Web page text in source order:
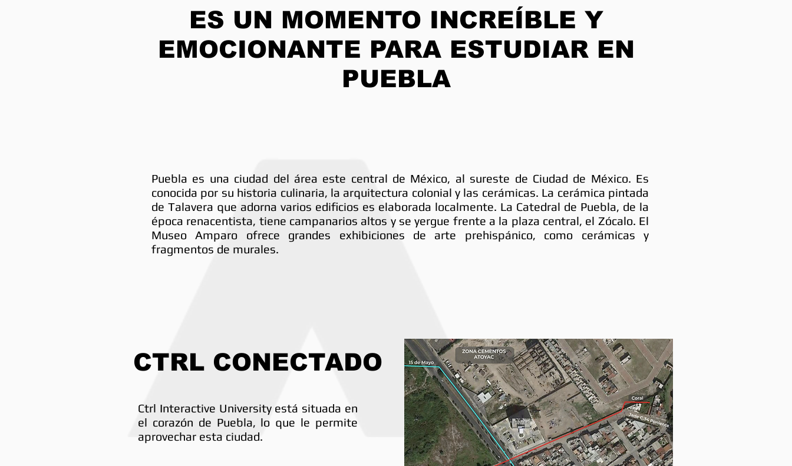
ES UN MOMENTO INCREÍBLE Y
EMOCIONANTE PARA ESTUDIAR EN
PUEBLA
Puebla es una ciudad del área este central de México, al sureste de Ciudad de México. Es
conocida por su historia culinaria, la arquitectura colonial y las cerámicas. La cerámica pintada
de Talavera que adorna varios edificios es elaborada localmente. La Catedral de Puebla, de la
época renacentista, tiene campanarios altos y se yergue frente a la plaza central, el Zócalo. El
Museo Amparo ofrece grandes exhibiciones de arte prehispánico, como cerámicas y
fragmentos de murales.
CTRL CONECTADO
Ctrl Interactive University está situada en
el corazón de Puebla, lo que le permite
aprovechar esta ciudad.